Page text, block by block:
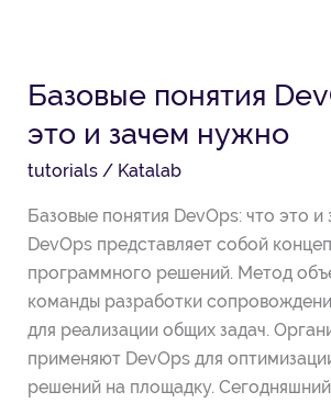
Базовые понятия
это и зачем нужно
tutorials / Katalab
Базовые понятия DevOps: что это
DevOps представляет собой
программного решений. Метод
команды разработки
для реализации общих задач.
применяют DevOps для
решений на площадку.
Базовые
DevOps:
что
зачем
нужно